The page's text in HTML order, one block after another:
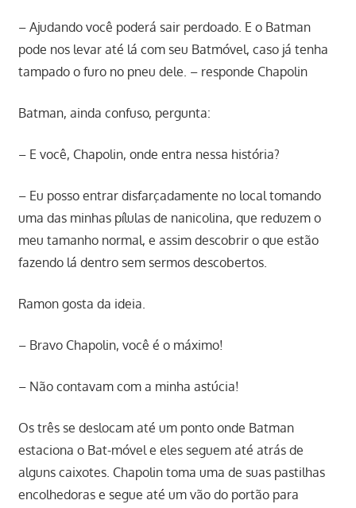
– Ajudando você poderá sair perdoado. E o Batman
pode nos levar até lá com seu Batmóvel, caso já tenha
tampado o furo no pneu dele. – responde Chapolin
Batman, ainda confuso, pergunta:
– E você, Chapolin, onde entra nessa história?
– Eu posso entrar disfarçadamente no local tomando
uma das minhas pílulas de nanicolina, que reduzem o
meu tamanho normal, e assim descobrir o que estão
fazendo lá dentro sem sermos descobertos.
Ramon gosta da ideia.
– Bravo Chapolin, você é o máximo!
– Não contavam com a minha astúcia!
Os três se deslocam até um ponto onde Batman
estaciona o Bat-móvel e eles seguem até atrás de
alguns caixotes. Chapolin toma uma de suas pastilhas
encolhedoras e segue até um vão do portão para